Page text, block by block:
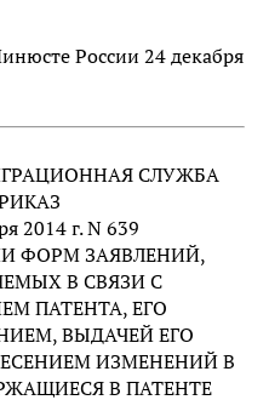
России 24 декабря
СЛУЖБА
2014 г. N 639
ФОРМ ЗАЯВЛЕНИЙ,
В СВЯЗИ С
ПАТЕНТА, ЕГО
ВЫДАЧЕЙ ЕГО
ИЗМЕНЕНИЙ В
В ПАТЕНТЕ